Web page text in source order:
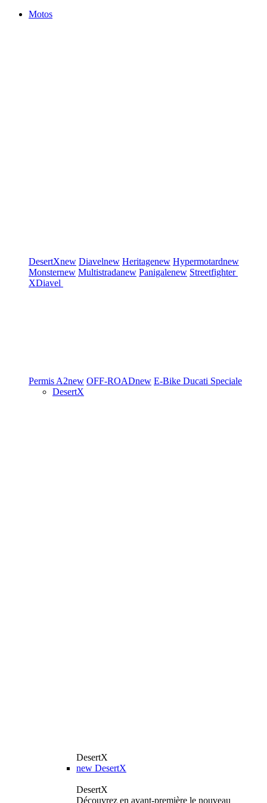
Motos
DesertXnew Diavelnew Heritagenew Hypermotardnew
Monsternew Multistradanew Panigalenew Streetfighter
XDiavel
Permis A2new OFF-ROADnew E-Bike Ducati Speciale
DesertX
DesertX
new DesertX
DesertX
Découvrez en avant-première le nouveau